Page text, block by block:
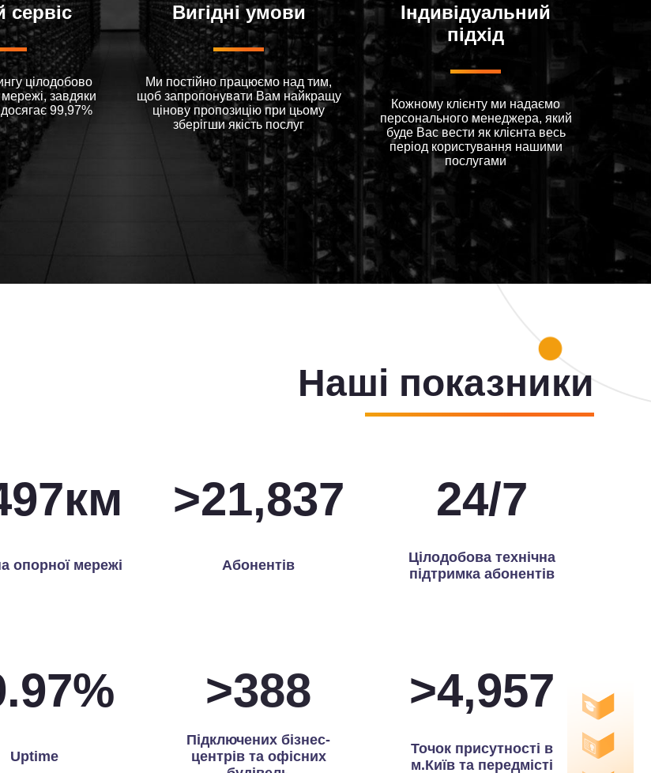
сервіс
цілодобово
завдяки
99,97%
Вигідні умови
Ми постійно працюємо над тим,
щоб запропонувати Вам найкращу
цінову пропозицію при цьому
зберігши якість послуг
Індивідуальний
підхід
Кожному клієнту ми надаємо
персонального менеджера, який
буде Вас вести як клієнта весь
період користування нашими
послугами
Наші показники
км
опорної мережі
>22,000
Абонентів
24/7
Цілодобова технічна
підтримка абонентів
%
Uptime
>399
Підключених бізнес-
центрів та офісних
>5,000
Точок присутності в
м.Київ та передмісті